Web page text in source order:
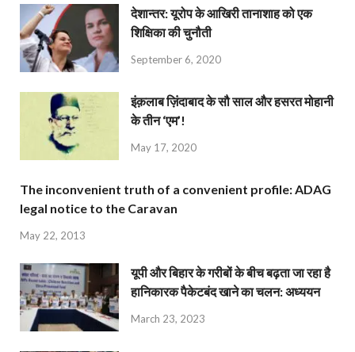
देशान्‍तर: यूरोप के आखिरी तानाशाह को एक
शिक्षिका की चुनौती
September 6, 2020
इंक़लाब ज़िंदाबाद के सौ साल और हसरत मोहानी
के तीन ‘एम’!
May 17, 2020
The inconvenient truth of a convenient profile: ADAG
legal notice to the Caravan
May 22, 2013
यूपी और बिहार के गरीबों के बीच बढ़ता जा रहा है
हानिकारक पैकेटबंद खाने का चलन: अध्ययन
March 23, 2023